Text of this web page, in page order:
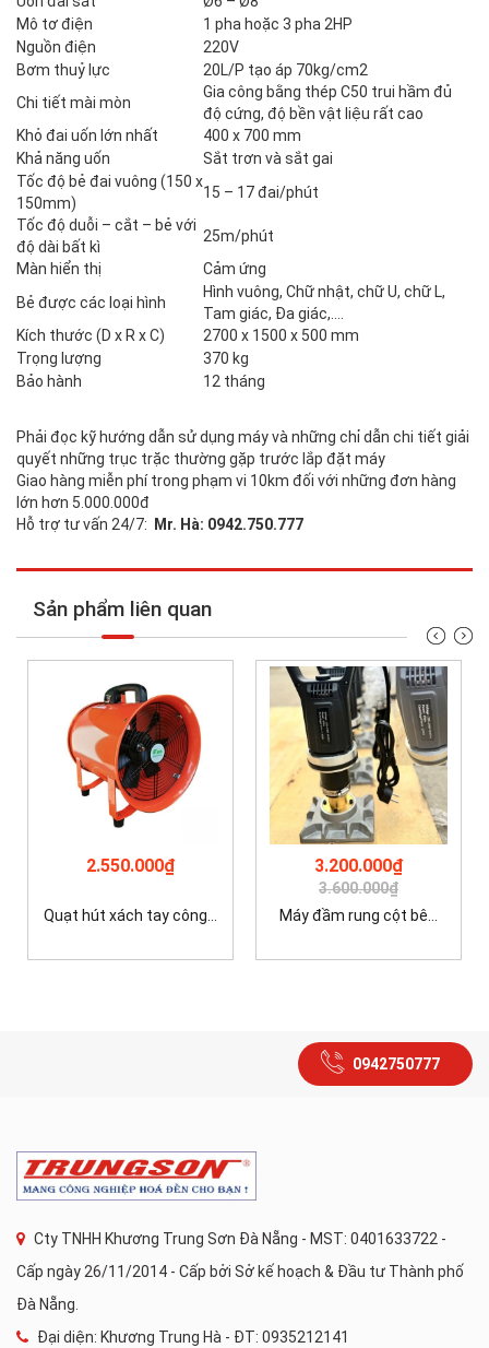
Mô tơ điện
1 pha hoặc 3 pha 2HP
Nguồn điện
220V
Bơm thuỷ lực
20L/P tạo áp 70kg/cm2
Chi tiết mài mòn
Gia công bằng thép C50 trui hầm đủ
độ cứng, độ bền vật liệu rất cao
Khỏ đai uốn lớn nhất
400 x 700 mm
Khả năng uốn
Sắt trơn và sắt gai
Tốc độ bẻ đai vuông (150 x
150mm)
15 – 17 đai/phút
Tốc độ duỗi – cắt – bẻ với
độ dài bất kì
25m/phút
Màn hiển thị
Cảm ứng
Bẻ được các loại hình
Hình vuông, Chữ nhật, chữ U, chữ L,
Tam giác, Đa giác,….
Kích thước (D x R x C)
2700 x 1500 x 500 mm
Trọng lượng
370 kg
Bảo hành
12 tháng
Phải đọc kỹ hướng dẫn sử dụng máy và những chỉ dẫn chi tiết giải
quyết những trục trặc thường gặp trước lắp đặt máy
Giao hàng miễn phí trong phạm vi 10km đối với những đơn hàng
lớn hơn 5.000.000đ
Hỗ trợ tư vấn 24/7:
Mr. Hà: 0942.750.777
Sản phẩm liên quan
2.550.000₫
Quạt hút xách tay công...
3.200.000₫
3.600.000₫
Máy đầm rung cột bê...
0942750777
Cty TNHH Khương Trung Sơn Đà Nẵng - MST: 0401633722 -
Cấp ngày 26/11/2014 - Cấp bởi Sở kế hoạch & Đầu tư Thành phố
Đà Nẵng.
Đại diện: Khương Trung Hà - ĐT: 0935212141